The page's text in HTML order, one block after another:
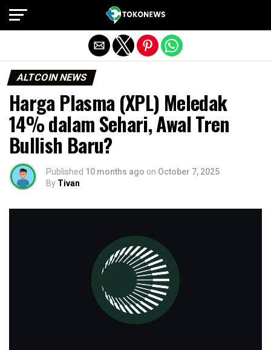
ALTCOIN NEWS
Harga Plasma (XPL) Meledak
14% dalam Sehari, Awal Tren
Bullish Baru?
Published 10 months ago on October 7, 2025
By Tivan
Exit mobile version